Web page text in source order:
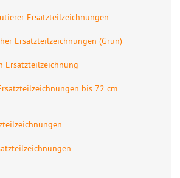
Ersatzteilzeichnungen
Ersatzteilzeichnungen (Grün)
Ersatzteilzeichnung
bis 72 cm